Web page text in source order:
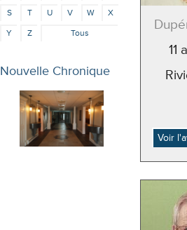
S
T U V W
X
Y
Z Tous
11
Voir
Nouvelle Chronique